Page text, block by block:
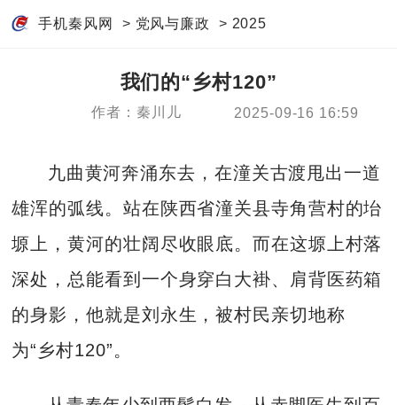
手机秦风网 > 党风与廉政 > 2025
我们的“乡村120”
作者：秦川儿 2025-09-16 16:59
九曲黄河奔涌东去，在潼关古渡甩出一道
雄浑的弧线。站在陕西省潼关县寺角营村的坮
塬上，黄河的壮阔尽收眼底。而在这塬上村落
深处，总能看到一个身穿白大褂、肩背医药箱
的身影，他就是刘永生，被村民亲切地称
为“乡村120”。